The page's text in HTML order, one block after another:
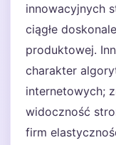
innowacyjnych
ciągłe
produktowej.
charakter
internetowych;
widoczność
firm